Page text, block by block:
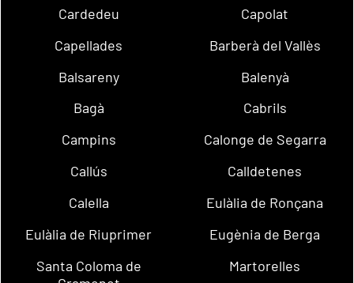
Cardedeu
Capolat
Capellades
Barberà del Vallès
Balsareny
Balenyà
Bagà
Cabrils
Campins
Calonge de Segarra
Callús
Calldetenes
Calella
Eulàlia de Ronçana
Eulàlia de Riuprimer
Eugènia de Berga
Santa Coloma de
Martorelles